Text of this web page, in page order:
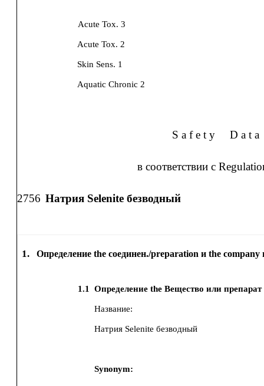
Acute Tox. 3
Acute Tox. 2
Skin Sens. 1
Aquatic Chronic 2
S a f e t y D a t a
в соответствии с
2756 Натрия Selenite безводный
1. Определение the соединен./preparation и the
1.1 Определение the Вещество или препарат
Название:
Натрия Selenite безводный
Synonym: